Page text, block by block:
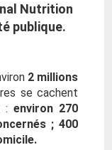
Nutrition
publique.
2 millions
se cachent
: environ 270
; 400